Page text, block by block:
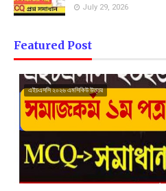
July 29, 2026
Featured Post
এইচএসসি ২০২৬ এমসিকিউ উত্তর